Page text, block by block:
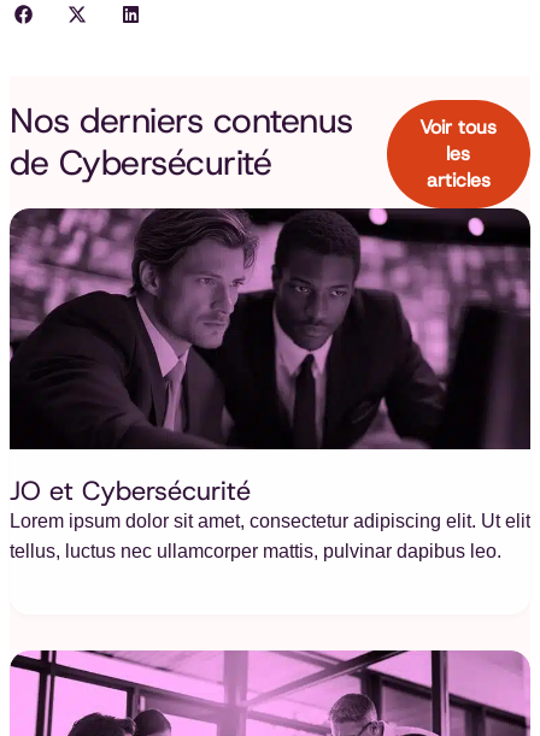
Nos derniers contenus
de Cybersécurité
Voir tous
les
articles
JO et Cybersécurité
Lorem ipsum dolor sit amet, consectetur adipiscing elit. Ut elit
tellus, luctus nec ullamcorper mattis, pulvinar dapibus leo.